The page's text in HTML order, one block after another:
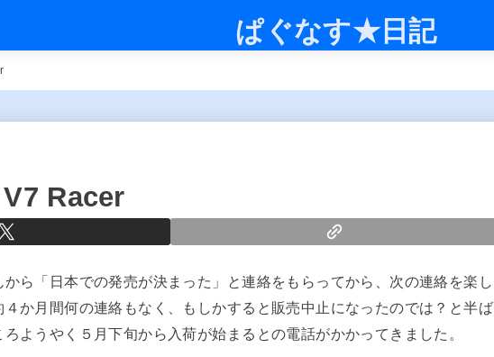
ぱぐなす★日記
Racer
ら「日本での発売が決まった」と連絡をもらってから、次の連絡を楽し
か月間何の連絡もなく、もしかすると販売中止になったのでは？と半ば
ようやく５月下旬から入荷が始まるとの電話がかかってきました。